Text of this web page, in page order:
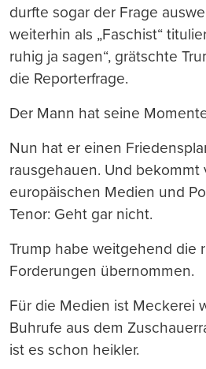
durfte sogar der Frage
weiterhin als „Faschist“
ruhig ja sagen“, grätschte
die Reporterfrage.
Der Mann hat seine
Nun hat er einen
rausgehauen. Und bekommt
europäischen Medien und
Tenor: Geht gar nicht.
Trump habe weitgehend die
Forderungen übernommen.
Für die Medien ist Meckerei
Buhrufe aus dem
ist es schon heikler.